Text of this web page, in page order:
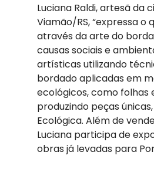
Luciana Raldi, artesã da
Viamão/RS, “expressa o
através da arte do
causas sociais e
artísticas utilizando
bordado aplicadas em
ecológicos, como folhas
produzindo peças
Ecológica. Além de
Luciana participa de
obras já levadas para